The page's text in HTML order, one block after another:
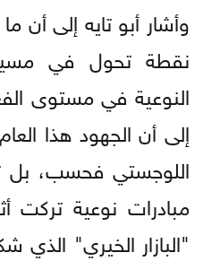
وأشار أبو تايه إلى أن
نقطة تحول في
النوعية في مستوى
إلى أن الجهود هذا
اللوجستي فحسب، بل
مبادرات نوعية تركت
"البازار الخيري"